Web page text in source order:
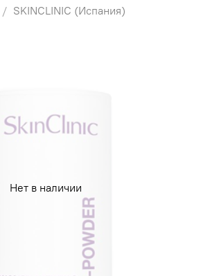
SKINCLINIC (Испания)
Нет в наличии